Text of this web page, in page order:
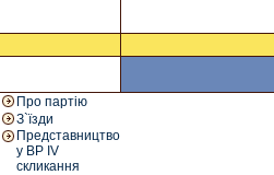
Про партію
З`їзди
Представництво
у ВР IV
скликання